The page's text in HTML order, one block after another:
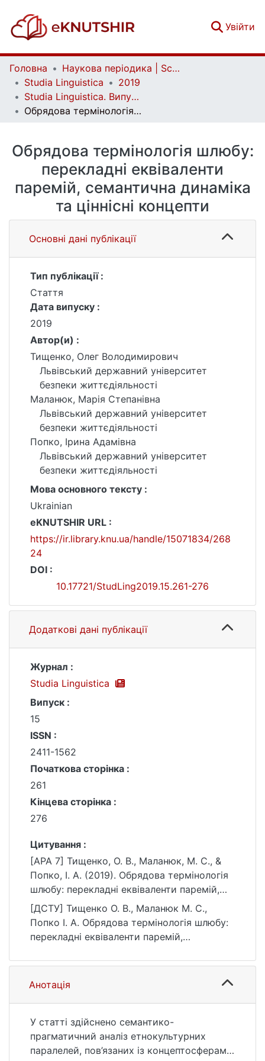
Увійти
Головна
Наукова періодика | Scientific periodicals
Studia Linguistica
2019
Studia Linguistica. Випуск 15
Обрядова термінологія шлюбу: перекладні еквіваленти паремій, семантична динаміка та ціннісні концепти
Обрядова термінологія шлюбу:
перекладні еквіваленти
паремій, семантична динаміка
та ціннісні концепти
Основні дані публікації
Тип публікації :
Стаття
Дата випуску :
2019
Автор(и) :
Тищенко, Олег Володимирович
Львівський державний університет
безпеки життєдіяльності
Маланюк, Марія Степанівна
Львівський державний університет
безпеки життєдіяльності
Попко, Ірина Адамівна
Львівський державний університет
безпеки життєдіяльності
Мова основного тексту :
Ukrainian
eKNUTSHIR URL :
https://ir.library.knu.ua/handle/15071834/268
24
DOI :
10.17721/StudLing2019.15.261-276
Додаткові дані публікації
Журнал :
Studia Linguistica
Випуск :
15
ISSN :
2411-1562
Початкова сторінка :
261
Кінцева сторінка :
276
Цитування :
[APA 7] Тищенко, О. В., Маланюк, М. С., &
Попко, І. А. (2019). Обрядова термінологія
шлюбу: перекладні еквіваленти паремій,
семантична динаміка та ціннісні концепти.
Studia Linguistica, (15), 261–276.
https://doi.org/10.17721/StudLing2019.15.261-
276
[ДСТУ] Тищенко О. В., Маланюк М. С.,
Попко І. А. Обрядова термінологія шлюбу:
перекладні еквіваленти паремій,
Studia Linguistica. 2019. № 15. С. 261—276.
DOI: 10.17721/StudLing2019.15.261-276 (дата
звернення: 25.07.2026).
Анотація
У статті здійснено семантико-
прагматичний аналіз етнокультурних
паралелей, пов’язаних із концептосферами